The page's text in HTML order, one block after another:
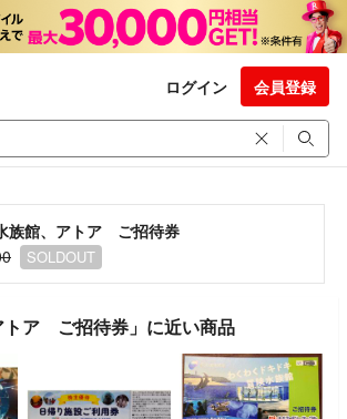
ログイン 会員登録
族館、アトア ご招待券
SOLDOUT
トア ご招待券」に近い商品